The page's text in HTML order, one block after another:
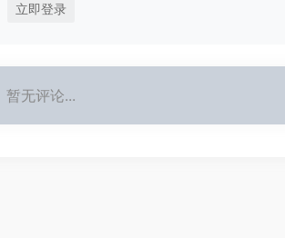
立即登录
暂无评论...